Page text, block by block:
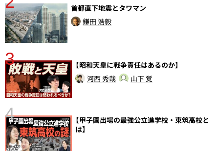
首都直下地震とタワマン
鎌田 浩毅
3
【昭和天皇に戦争責任はあるのか】
河西 秀哉
山下 覚
4
【甲子園出場の最強公立進学校・東筑高校と
は】